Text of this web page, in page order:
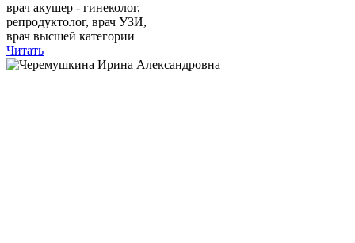
врач акушер - гинеколог,
репродуктолог, врач УЗИ,
врач высшей категории
Читать